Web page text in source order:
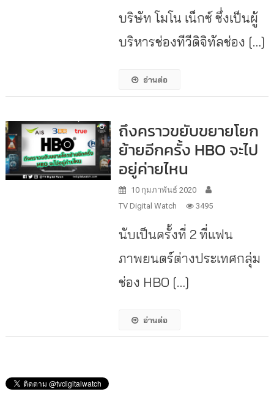
บริษัท โมโน เน็กซ์ ซึ่งเป็นผู้
บริหารช่องทีวีดิจิทัลช่อง […]
อ่านต่อ
ถึงคราวขยับขยายโยก
ย้ายอีกครั้ง HBO จะไป
อยู่ค่ายไหน
10 กุมภาพันธ์ 2020
TV Digital Watch
3495
นับเป็นครั้งที่ 2 ที่แฟน
ภาพยนตร์ต่างประเทศกลุ่ม
ช่อง HBO […]
อ่านต่อ